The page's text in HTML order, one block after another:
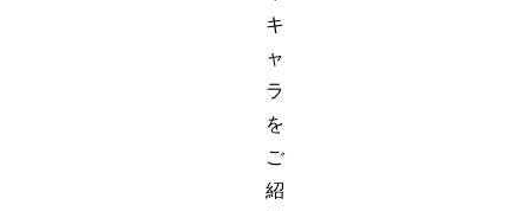
キ
ャ
ラ
を
ご
紹